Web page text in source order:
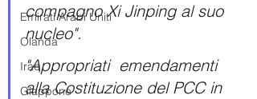
Emirati Arabi Uniti
Olanda
Iraq
Giappone
compagno Xi Jinping al suo
nucleo".
"Appropriati  emendamenti
alla Costituzione del PCC in